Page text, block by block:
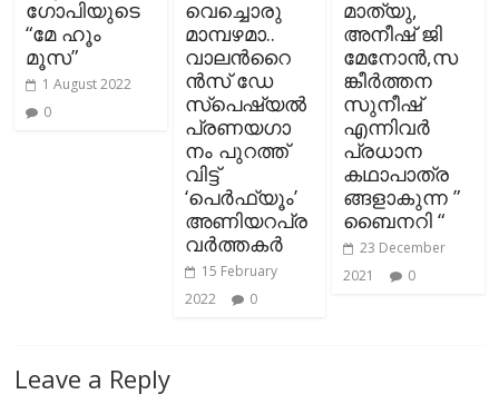
ഗോപിയുടെ
“മേ ഹൂം
മൂസ”
1 August 2022
0
വെച്ചൊരു
മാമ്പഴമാ..
വാലന്‍റൈ
ന്‍സ് ഡേ
സ്പെഷ്യല്‍
പ്രണയഗാ
നം പുറത്ത്
വിട്ട്
‘പെര്‍ഫ്യൂം’
അണിയറപ്ര
വര്‍ത്തകര്‍
15 February
2022
0
മാത്യു,
അനീഷ് ജി
മേനോൻ,സ
ങ്കീർത്തന
സുനീഷ്
എന്നിവര്‍
പ്രധാന
കഥാപാത്ര
ങ്ങളാകുന്ന ”
ബൈനറി “
23 December
2021
0
Leave a Reply